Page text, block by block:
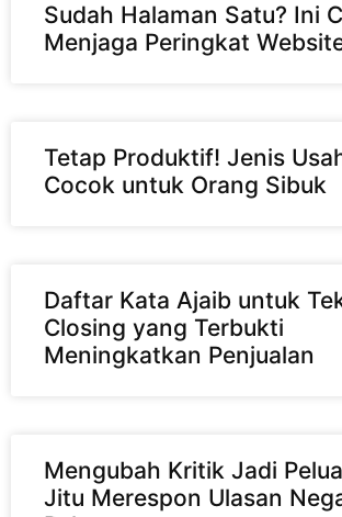
Sudah Halaman Satu? Ini
Menjaga Peringkat
Tetap Produktif! Jenis
Cocok untuk Orang Sibuk
Daftar Kata Ajaib untuk
Closing yang Terbukti
Meningkatkan Penjualan
Mengubah Kritik Jadi
Jitu Merespon Ulasan